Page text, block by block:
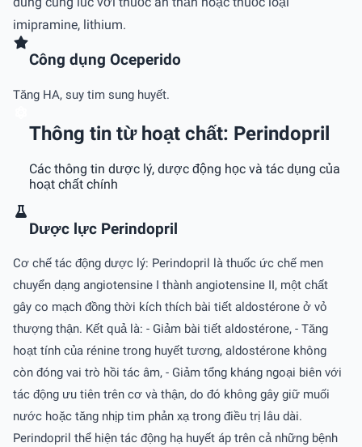
imipramine, lithium.
Công dụng Oceperido
Tăng HA, suy tim sung huyết.
Thông tin từ hoạt chất: Perindopril
Các thông tin dược lý, dược động học và tác dụng của
hoạt chất chính
Dược lực Perindopril
Cơ chế tác động dược lý: Perindopril là thuốc ức chế men
chuyển dạng angiotensine I thành angiotensine II, một chất
gây co mạch đồng thời kích thích bài tiết aldostérone ở vỏ
thượng thận. Kết quả là: - Giảm bài tiết aldostérone, - Tăng
hoạt tính của rénine trong huyết tương, aldostérone không
còn đóng vai trò hồi tác âm, - Giảm tổng kháng ngoại biên với
tác động ưu tiên trên cơ và thận, do đó không gây giữ muối
nước hoặc tăng nhịp tim phản xạ trong điều trị lâu dài.
Perindopril thể hiện tác động hạ huyết áp trên cả những bệnh